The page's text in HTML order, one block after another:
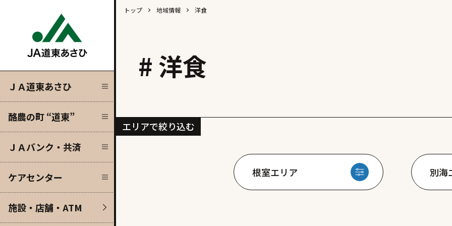
ＪＡ道東あさひ
Close
酪農の町 “道東”
Close
ＪＡバンク・共済
Close
ケアセンター
Close
施設・店舗・ATM
トップ 地域情報 洋食
# 洋食
エリアで絞り込む
根室エリア 別海